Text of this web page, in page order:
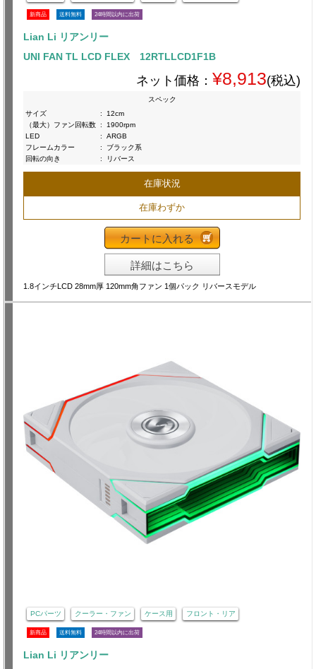
新商品 送料無料 24時間以内に出荷
Lian Li リアンリー
UNI FAN TL LCD FLEX 12RTLLCD1F1B
ネット価格： ¥8,913(税込)
スペック
サイズ
:
12cm
（最大）ファン回転数 :
1900rpm
LED
:
ARGB
フレームカラー
:
ブラック系
回転の向き
: リバース
在庫状況
在庫わずか
カートに入れる
詳細はこちら
1.8インチLCD 28mm厚 120mm角ファン 1個パック リバースモデル
PCパーツ クーラー・ファン ケース用 フロント・リア
新商品 送料無料 24時間以内に出荷
Lian Li リアンリー